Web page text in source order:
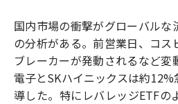
国内市場の衝撃がグローバルな
の分析がある。前営業日、コス
ブレーカーが発動されるなど
電子とSKハイニックスは約
導した。特にレバレッジETFの